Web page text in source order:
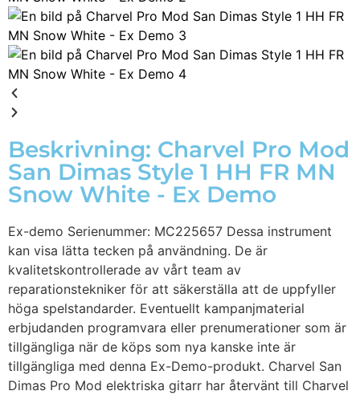
Beskrivning: Charvel Pro Mod
San Dimas Style 1 HH FR MN
Snow White - Ex Demo
Ex-demo Serienummer: MC225657 Dessa instrument
kan visa lätta tecken på användning. De är
kvalitetskontrollerade av vårt team av
reparationstekniker för att säkerställa att de uppfyller
höga spelstandarder. Eventuellt kampanjmaterial
erbjudanden programvara eller prenumerationer som är
tillgängliga när de köps som nya kanske inte är
tillgängliga med denna Ex-Demo-produkt. Charvel San
Dimas Pro Mod elektriska gitarr har återvänt till Charvel